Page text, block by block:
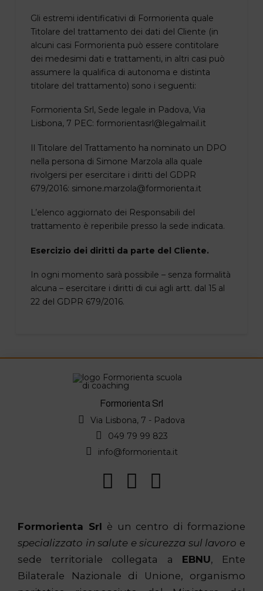
Gli estremi identificativi di Formorienta quale
Titolare del trattamento dei dati del Cliente (in
alcuni casi Formorienta può essere contitolare
dei medesimi dati e trattamenti, in altri casi può
assumere la qualifica di autonoma e distinta
titolare del trattamento) sono i seguenti:
Formorienta Srl, Sede legale in Padova, Via
Lisbona, 7 PEC: formorientasrl@legalmail.it
Il Titolare del Trattamento ha nominato un DPO
nella persona di Simone Marzola alla quale
rivolgersi per esercitare i diritti del GDPR
679/2016: simone.marzola@formorienta.it
L’elenco aggiornato dei Responsabili del
trattamento è reperibile presso la sede indicata.
Esercizio dei diritti da parte del Cliente.
In ogni momento sarà possibile – senza formalità
alcuna – esercitare i diritti di cui agli artt. dal 15 al
22 del GDPR 679/2016.
Formorienta Srl
Via Lisbona, 7 - Padova
049 79 99 823
info@formorienta.it
Formorienta Srl è un centro di formazione
specializzato in salute e sicurezza sul lavoro e
sede territoriale collegata a EBNU, Ente
Bilaterale Nazionale di Unione, organismo